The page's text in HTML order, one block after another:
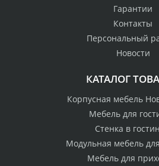
Гарантии
Контакты
Персональный
Новости
КАТАЛОГ
Корпусная мебель
Мебель для
Стенка в
Модульная мебель
Мебель для